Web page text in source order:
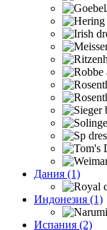
Дания (1)
Индонезия (1)
Испания (2)